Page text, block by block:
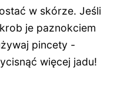
w skórze. Jeśli
je paznokciem
pincety -
więcej jadu!